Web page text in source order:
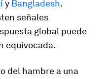
y Bangladesh.
señales
global puede
equivocada.
del hambre a una